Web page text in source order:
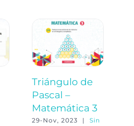
Triángulo de
Pascal –
Matemática 3
29-Nov, 2023 |
Sin